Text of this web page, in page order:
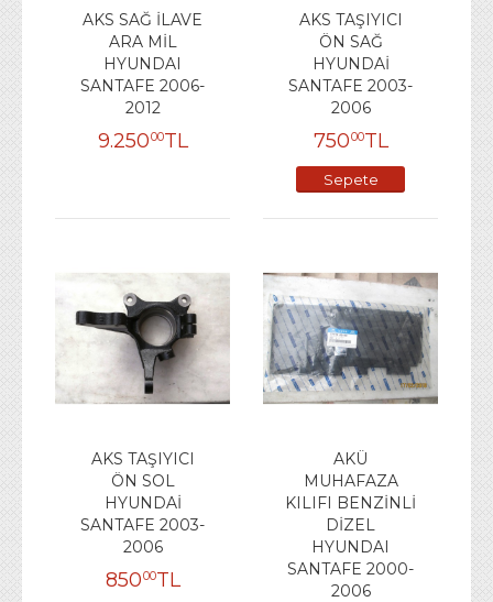
AKS SAĞ İLAVE
ARA MİL
HYUNDAI
SANTAFE 2006-
2012
9.25000TL
AKS TAŞIYICI
ÖN SAĞ
HYUNDAİ
SANTAFE 2003-
2006
75000TL
Sepete
AKS TAŞIYICI
ÖN SOL
HYUNDAİ
SANTAFE 2003-
2006
85000TL
AKÜ
MUHAFAZA
KILIFI BENZİNLİ
DİZEL
HYUNDAI
SANTAFE 2000-
2006